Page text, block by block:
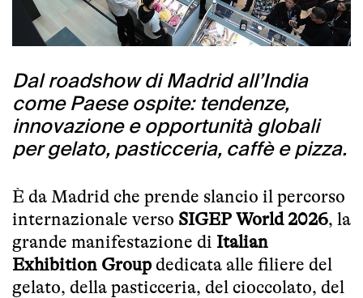
Dal roadshow di Madrid all’India
come Paese ospite: tendenze,
innovazione e opportunità globali
per gelato, pasticceria, caffè e pizza.
È da Madrid che prende slancio il percorso
internazionale verso SIGEP World 2026, la
grande manifestazione di Italian
Exhibition Group dedicata alle filiere del
gelato, della pasticceria, del cioccolato, del